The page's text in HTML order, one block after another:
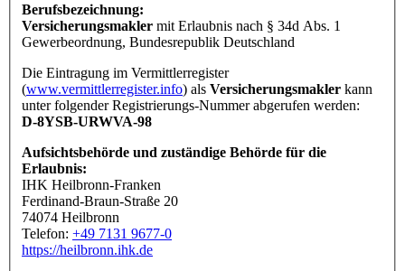
Berufsbezeichnung:
Versicherungsmakler mit Erlaubnis nach § 34d Abs. 1
Gewerbeordnung, Bundesrepublik Deutschland
Die Eintragung im Vermittlerregister
(www.vermittlerregister.info) als Versicherungsmakler kann
unter folgender Registrierungs-Nummer abgerufen werden:
D-8YSB-URWVA-98
Aufsichtsbehörde und zuständige Behörde für die
Erlaubnis:
IHK Heilbronn-Franken
Ferdinand-Braun-Straße 20
74074 Heilbronn
Telefon: +49 7131 9677-0
https://heilbronn.ihk.de